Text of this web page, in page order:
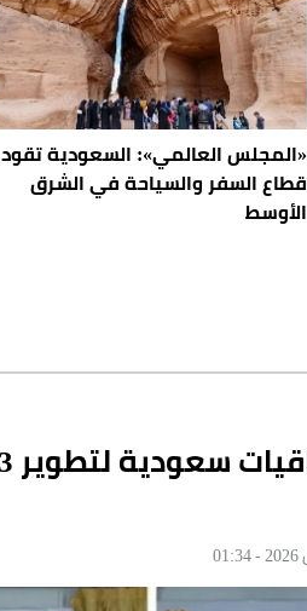
«المجلس العالمي»: السعودية تقود
قطاع السفر والسياحة في الشرق
الأوسط